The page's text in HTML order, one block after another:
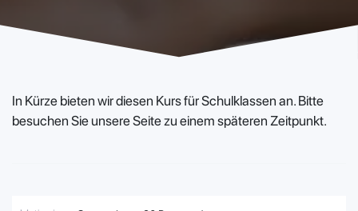
In Kürze bieten wir diesen Kurs für Schulklassen an. Bitte
besuchen Sie unsere Seite zu einem späteren Zeitpunkt.